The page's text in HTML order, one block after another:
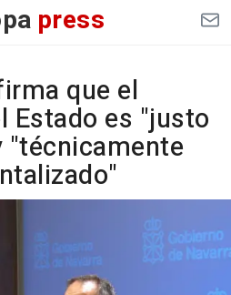
press
que el
Estado es "justo
"técnicamente